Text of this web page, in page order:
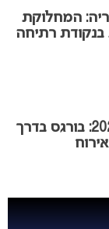
2027 בבולגריה: המחלוקת
רתיחה
המירוץ לאירוויזיון 2027: בורגס בדרך